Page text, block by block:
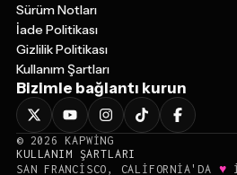
Sürüm Notları
İade Politikası
Gizlilik Politikası
Kullanım Şartları
Bizimle bağlantı kurun
© 2026
KAPWING
KULLANIM ŞARTLARI
SAN FRANCISCO, CALIFORNIA'DA ♥